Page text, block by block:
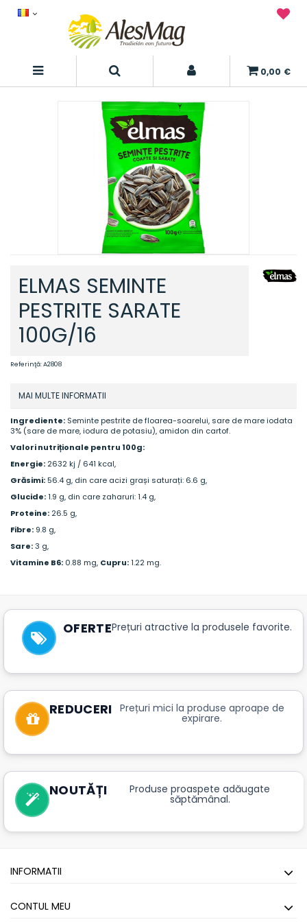
0,00 €
ELMAS SEMINTE
PESTRITE SARATE
100G/16
Referinţă:A2808
MAI MULTE INFORMATII
Ingrediente: Seminte pestrite de floarea-soarelui, sare de mare iodata
3% (sare de mare, iodura de potasiu), amidon din cartof.
Valori nutriționale pentru 100g:
Energie: 2632 kj / 641 kcal,
Grăsimi:56.4 g, din care acizi grași saturați: 6.6 g,
Glucide:1.9 g, din care zaharuri: 1.4 g,
Proteine: 26.5 g,
Fibre: 9.8 g,
Sare:3 g,
Vitamine B6: 0.88 mg, Cupru:1.22 mg.
OFERTEPrețuri atractive la produsele favorite.
REDUCERI Prețuri mici la produse aproape de
expirare.
NOUTĂȚI Produse proaspete adăugate
săptămânal.
INFORMATII
CONTUL MEU